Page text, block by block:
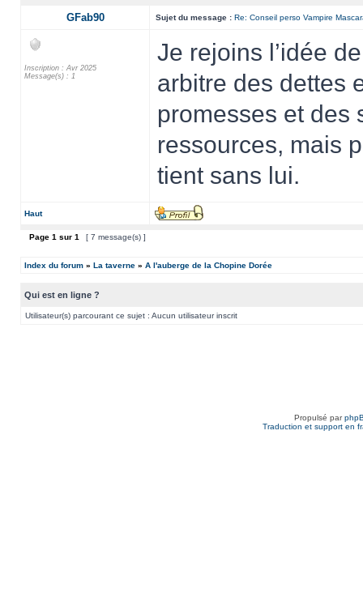
GFab90 Sujet du message : Re: Conseil perso Vampire
Inscription : Avr 2025
Message(s) : 1
Je rejoins l’idée
arbitre des dettes
promesses et des
ressources, mais
tient sans lui.
Haut
Page 1 sur 1 [ 7 message(s) ]
Index du forum » La taverne » A l'auberge de la Chopine Dorée
Qui est en ligne ?
Utilisateur(s) parcourant ce sujet : Aucun utilisateur inscrit
Propulsé par
Traduction et support en